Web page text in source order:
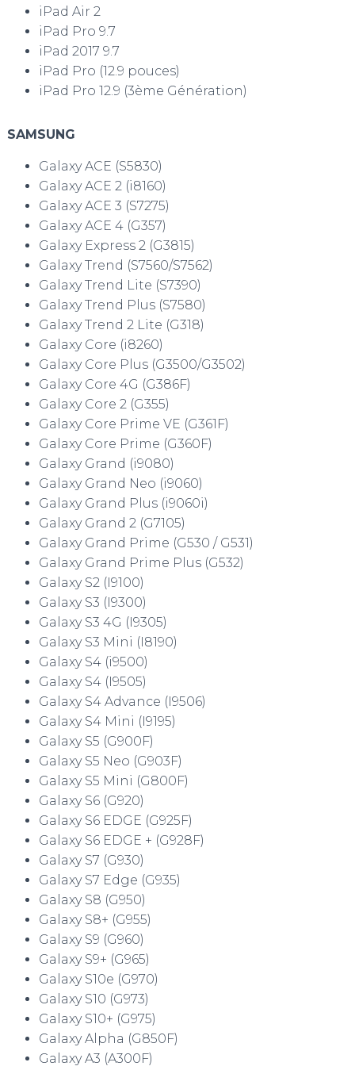
iPad Air 2
iPad Pro 9.7
iPad 2017 9.7
iPad Pro (12.9 pouces)
iPad Pro 12.9 (3ème Génération)
SAMSUNG
Galaxy ACE (S5830)
Galaxy ACE 2 (i8160)
Galaxy ACE 3 (S7275)
Galaxy ACE 4 (G357)
Galaxy Express 2 (G3815)
Galaxy Trend (S7560/S7562)
Galaxy Trend Lite (S7390)
Galaxy Trend Plus (S7580)
Galaxy Trend 2 Lite (G318)
Galaxy Core (i8260)
Galaxy Core Plus (G3500/G3502)
Galaxy Core 4G (G386F)
Galaxy Core 2 (G355)
Galaxy Core Prime VE (G361F)
Galaxy Core Prime (G360F)
Galaxy Grand (i9080)
Galaxy Grand Neo (i9060)
Galaxy Grand Plus (i9060i)
Galaxy Grand 2 (G7105)
Galaxy Grand Prime (G530 / G531)
Galaxy Grand Prime Plus (G532)
Galaxy S2 (I9100)
Galaxy S3 (I9300)
Galaxy S3 4G (I9305)
Galaxy S3 Mini (I8190)
Galaxy S4 (i9500)
Galaxy S4 (I9505)
Galaxy S4 Advance (I9506)
Galaxy S4 Mini (I9195)
Galaxy S5 (G900F)
Galaxy S5 Neo (G903F)
Galaxy S5 Mini (G800F)
Galaxy S6 (G920)
Galaxy S6 EDGE (G925F)
Galaxy S6 EDGE + (G928F)
Galaxy S7 (G930)
Galaxy S7 Edge (G935)
Galaxy S8 (G950)
Galaxy S8+ (G955)
Galaxy S9 (G960)
Galaxy S9+ (G965)
Galaxy S10e (G970)
Galaxy S10 (G973)
Galaxy S10+ (G975)
Galaxy Alpha (G850F)
Galaxy A3 (A300F)